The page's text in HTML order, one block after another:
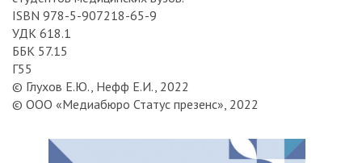
ISBN 978-5-907218-65-9
УДК 618.1
ББК 57.15
Г55
© Глухов Е.Ю., Нефф Е.И., 2022
© ООО «Медиабюро Статус презенс», 2022